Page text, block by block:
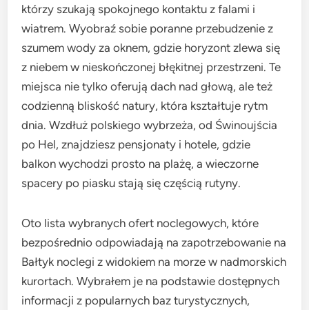
którzy szukają spokojnego kontaktu z falami i
wiatrem. Wyobraź sobie poranne przebudzenie z
szumem wody za oknem, gdzie horyzont zlewa się
z niebem w nieskończonej błękitnej przestrzeni. Te
miejsca nie tylko oferują dach nad głową, ale też
codzienną bliskość natury, która kształtuje rytm
dnia. Wzdłuż polskiego wybrzeża, od Świnoujścia
po Hel, znajdziesz pensjonaty i hotele, gdzie
balkon wychodzi prosto na plażę, a wieczorne
spacery po piasku stają się częścią rutyny.
Oto lista wybranych ofert noclegowych, które
bezpośrednio odpowiadają na zapotrzebowanie na
Bałtyk noclegi z widokiem na morze w nadmorskich
kurortach. Wybrałem je na podstawie dostępnych
informacji z popularnych baz turystycznych,